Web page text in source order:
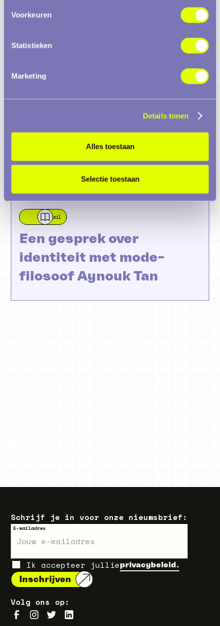
Voorkeuren
Statistieken
Marketing
Details tonen
Alles toestaan
Selectie toestaan
Verhaal
Een gesprek over
identiteit met mode-
filosoof Aynouk Tan
Volg ons op:
Schrijf je in voor onze nieuwsbrief:
E-mailadres
Ik accepteer jullieprivacybeleid.